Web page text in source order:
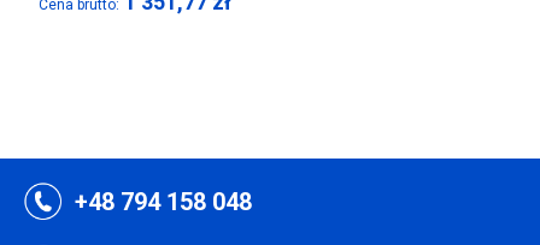
Cena brutto:
+48 794 158 048